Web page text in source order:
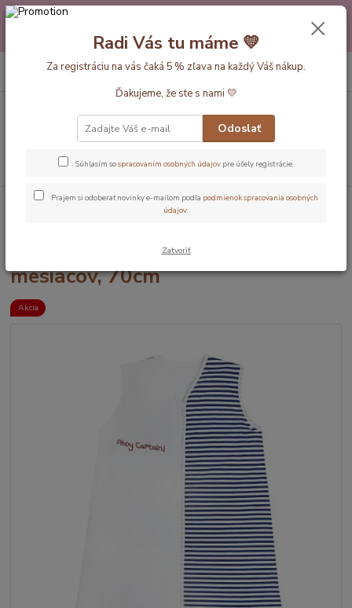
Máte nejakú otázku alebo váhate s výberom? Neváhajte a zavolajte
pokojne aj večer alebo cez víkend. Sme tu pre Vás.💛 Petra a babička
Monička
EUR
Hľadať
+420 777 610 855
Dĺžka vaku 70cm (0-6 mesiacov)
Pirát CELOROČNÝ spací vak 0-6
Pirát CELOROČNÝ spací vak 0-6
mesiacov, 70cm
Akcia
Radi Vás tu máme 💛
Za registráciu na vás čaká 5 % zľava na každý Váš nákup.
Ďakujeme, že ste s nami 💛
Odoslať
Súhlasím sospracovaním osobných údajov pre účely registrácie.
Prajem si odoberať novinky e-mailom podľa podmienok spracovania osobných
údajov.
Zatvoriť